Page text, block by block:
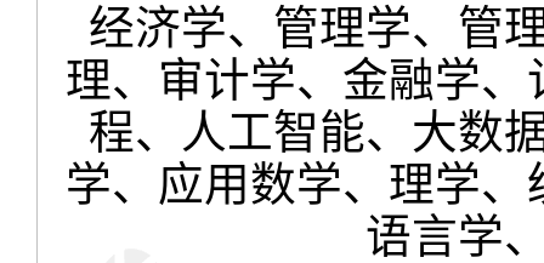
经济学、管理学、管
理、审计学、金融学
程、人工智能、大数
学、应用数学、理学
语言学